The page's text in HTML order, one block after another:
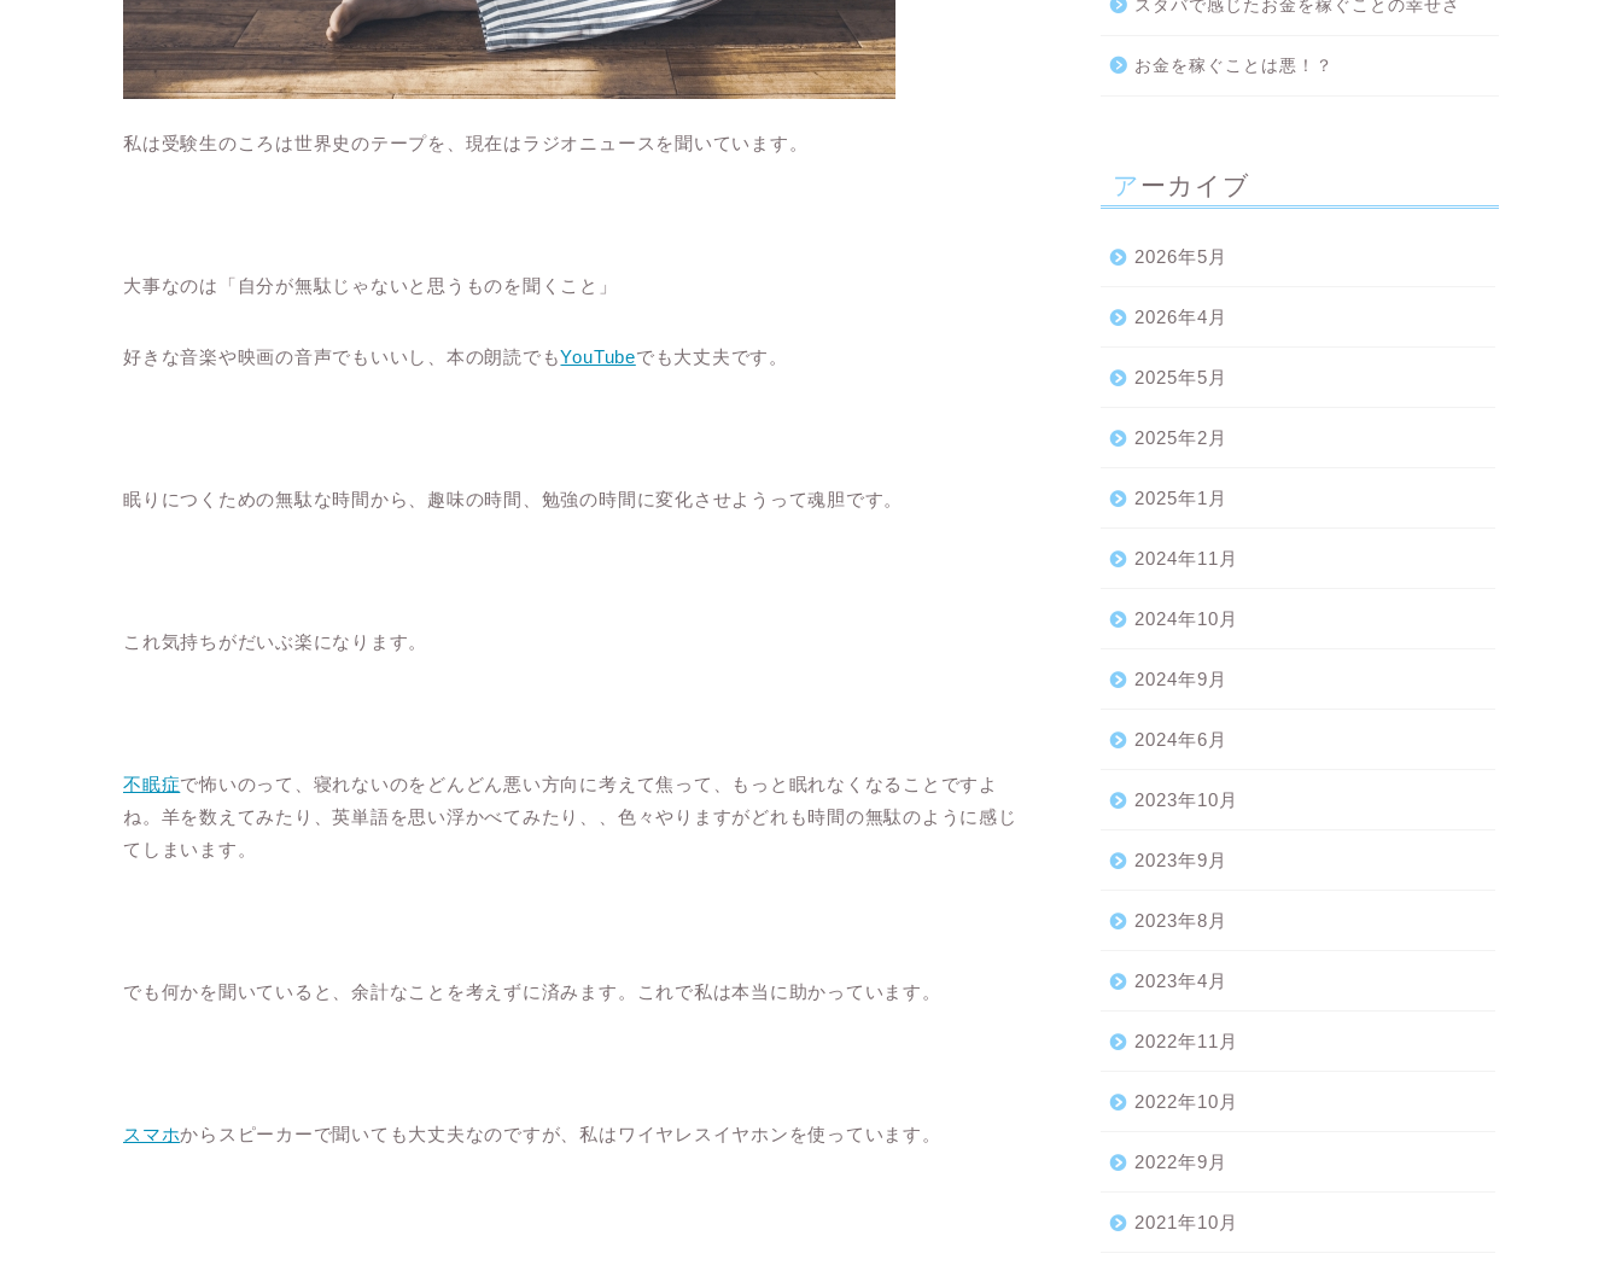
私は受験生のころは世界史のテープを、現在はラジオニュースを聞いています。
大事なのは「自分が無駄じゃないと思うものを聞くこと」
好きな音楽や映画の音声でもいいし、本の朗読でもYouTubeでも大丈夫です。
眠りにつくための無駄な時間から、趣味の時間、勉強の時間に変化させようって魂胆です。
これ気持ちがだいぶ楽になります。
不眠症で怖いのって、寝れないのをどんどん悪い方向に考えて焦って、もっと眠れなくなることですよ
ね。羊を数えてみたり、英単語を思い浮かべてみたり、、色々やりますがどれも時間の無駄のように感じ
てしまいます。
でも何かを聞いていると、余計なことを考えずに済みます。これで私は本当に助かっています。
スマホからスピーカーで聞いても大丈夫なのですが、私はワイヤレスイヤホンを使っています。
スタバで感じたお金を稼ぐことの幸せさ
お金を稼ぐことは悪！？
アーカイブ
2026年5月
2026年4月
2025年5月
2025年2月
2025年1月
2024年11月
2024年10月
2024年9月
2024年6月
2023年10月
2023年9月
2023年8月
2023年4月
2022年11月
2022年10月
2022年9月
2021年10月